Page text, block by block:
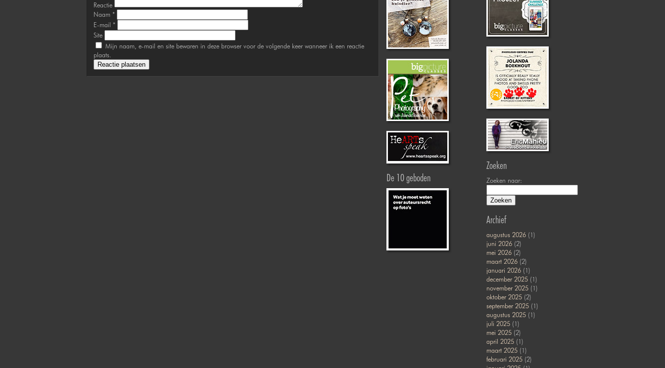
Reactie
Naam *
E-mail *
Site
Mijn naam, e-mail en site bewaren in deze browser voor de volgende keer wanneer ik een reactie
plaats.
De 10 geboden
Zoeken
Zoeken naar:
Archief
augustus 2026(1)
juni 2026(2)
mei 2026(2)
maart 2026(2)
januari 2026(1)
december 2025(1)
november 2025(1)
oktober 2025(2)
september 2025(1)
augustus 2025(1)
juli 2025(1)
mei 2025(2)
april 2025(1)
maart 2025(1)
februari 2025(2)